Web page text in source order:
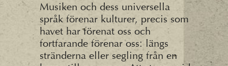
Musiken och dess universella
språk förenar kulturer, precis som
havet har förenat oss och
fortfarande förenar oss: längs
stränderna eller segling från en